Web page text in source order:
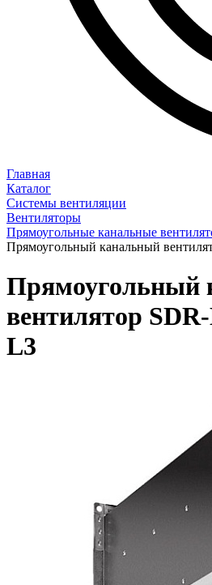
Главная
Каталог
Системы вентиляции
Вентиляторы
Прямоугольные канальные
Прямоугольный канальный
Прямоугольный
вентилятор
L3